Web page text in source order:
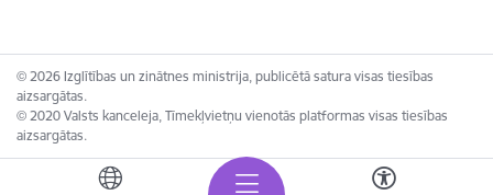
© 2026 Izglītības un zinātnes ministrija, publicētā satura visas tiesības
aizsargātas.
© 2020 Valsts kanceleja, Tīmekļvietņu vienotās platformas visas tiesības
aizsargātas.